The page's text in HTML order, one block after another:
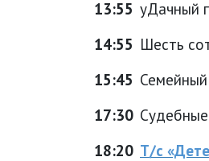
13:55 уДачный
14:55 Шесть
15:45
17:30
18:20 Т/с